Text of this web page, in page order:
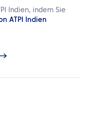
Indien, indem Sie
ATPI Indien